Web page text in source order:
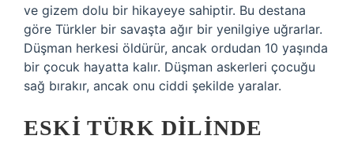
ve gizem dolu bir hikayeye sahiptir. Bu destana
göre Türkler bir savaşta ağır bir yenilgiye uğrarlar.
Düşman herkesi öldürür, ancak ordudan 10 yaşında
bir çocuk hayatta kalır. Düşman askerleri çocuğu
sağ bırakır, ancak onu ciddi şekilde yaralar.
ESKI TÜRK DILINDE